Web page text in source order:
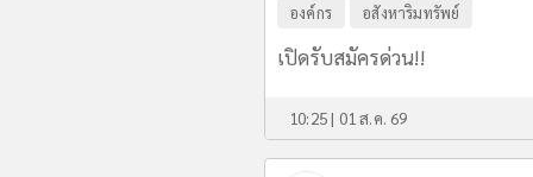
องค์กร อสังหาริมทรัพย์
เปิดรับสมัครด่วน!!
10:25 | 01 ส.ค. 69